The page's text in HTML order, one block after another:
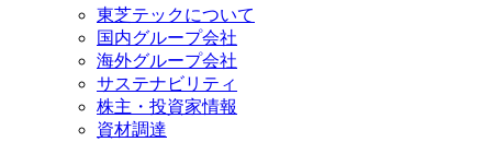
東芝テックについて
国内グループ会社
海外グループ会社
サステナビリティ
株主・投資家情報
資材調達